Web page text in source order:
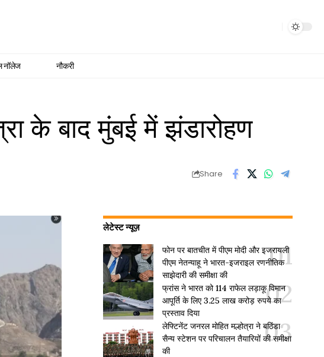
नॉलेज नौकरी
के बाद मुंबई में झंडारोहण
Share
लेटेस्ट न्यूज़
फोन पर बातचीत में पीएम मोदी और इजरायली
पीएम नेतन्याहू ने भारत-इजराइल रणनीतिक
साझेदारी की समीक्षा की
फ्रांस ने भारत को 114 राफेल लड़ाकू विमान
आपूर्ति के लिए 3.25 लाख करोड़ रुपये का
प्रस्ताव दिया
लेफ्टिनेंट जनरल मोहित मल्होत्रा ने बठिंडा
सैन्य स्टेशन पर परिचालन तैयारियों की समीक्षा
की